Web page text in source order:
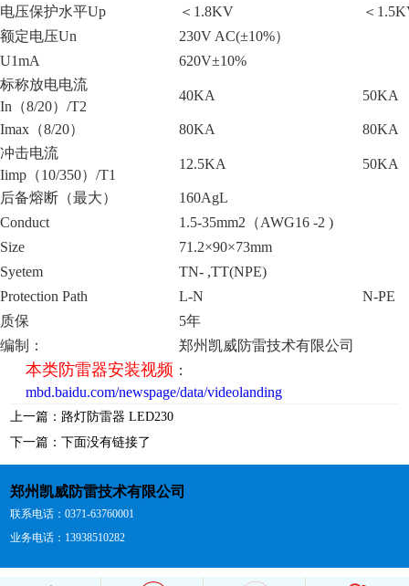
电压保护水平Up ＜1.8KV
＜
额定电压Un
230V AC(±10%）
U1mA
620V±10%
标称放电电流
In（8/20）/T2
40KA 50KA
Imax（8/20） 80KA
80KA
冲击电流
Iimp（10/350）/T1
12.5KA 50KA
后备熔断（最大）
160AgL
Conduct
1.5-35mm2（AWG16 -2 )
Size
71.2×90×73mm
Syetem
TN- ,TT(NPE)
Protection Path
L-N
N-PE
质保
5年
编制：
郑州凯威防雷技术有限公司
本类防雷器安装视频 ：
mbd.baidu.com/newspage/data/videolanding
上一篇： 路灯防雷器 LED230
下一篇：下面没有链接了
郑州凯威防雷技术有限公司
联系电话：0371-63760001
业务电话：13938510282